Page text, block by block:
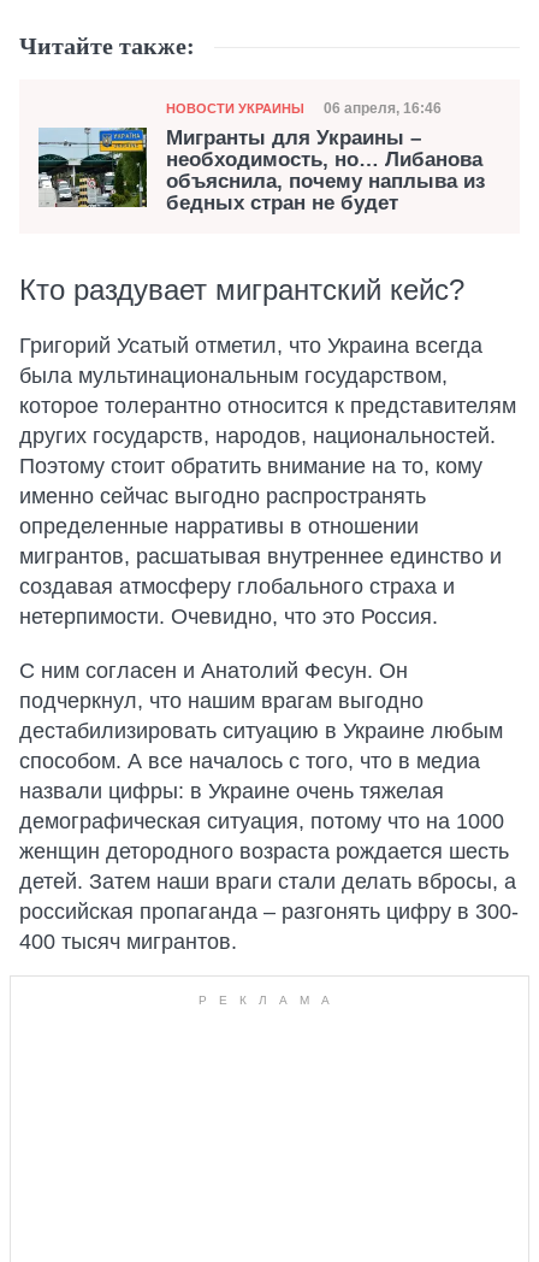
Читайте также:
Категория
НОВОСТИ УКРАИНЫ Дата публикации
06 апреля, 16:46
Мигранты для Украины –
необходимость, но… Либанова
объяснила, почему наплыва из
бедных стран не будет
Кто раздувает мигрантский кейс?
Григорий Усатый отметил, что Украина всегда
была мультинациональным государством,
которое толерантно относится к представителям
других государств, народов, национальностей.
Поэтому стоит обратить внимание на то, кому
именно сейчас выгодно распространять
определенные нарративы в отношении
мигрантов, расшатывая внутреннее единство и
создавая атмосферу глобального страха и
нетерпимости. Очевидно, что это Россия.
С ним согласен и Анатолий Фесун. Он
подчеркнул, что нашим врагам выгодно
дестабилизировать ситуацию в Украине любым
способом. А все началось с того, что в медиа
назвали цифры: в Украине очень тяжелая
демографическая ситуация, потому что на 1000
женщин детородного возраста рождается шесть
детей. Затем наши враги стали делать вбросы, а
российская пропаганда – разгонять цифру в 300-
400 тысяч мигрантов.